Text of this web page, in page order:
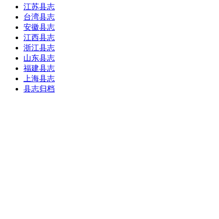
江苏县志
台湾县志
安徽县志
江西县志
浙江县志
山东县志
福建县志
上海县志
县志归档